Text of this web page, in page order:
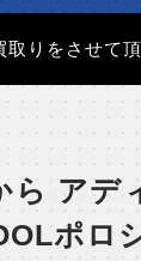
りをさせて
ら アデ
ポロ